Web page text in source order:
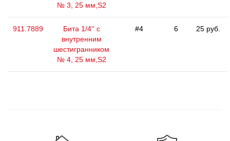
№ 3, 25 мм,S2
911.7889
Бита 1/4'' с
внутренним
шестигранником
№ 4, 25 мм,S2
#4 6 25 руб.